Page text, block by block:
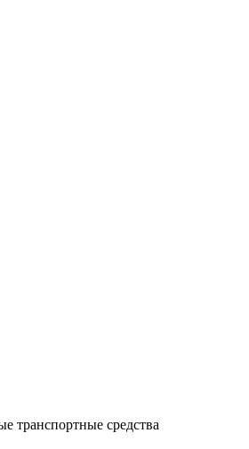
транспортные средства